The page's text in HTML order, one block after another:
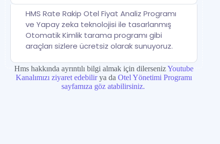
HMS Rate Rakip Otel Fiyat Analiz Programı
ve Yapay zeka teknolojisi ile tasarlanmış
Otomatik Kimlik tarama programı gibi
araçları sizlere ücretsiz olarak sunuyoruz.
Hms hakkında ayrıntılı bilgi almak için dilersenizYoutube
Kanalımızı ziyaret edebilirya daOtel Yönetimi Programı
sayfamıza göz atabilirsiniz.